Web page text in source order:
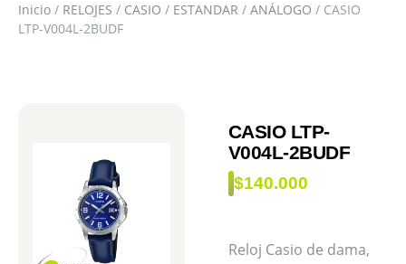
Inicio / RELOJES / CASIO / ESTANDAR / ANÁLOGO / CASIO
LTP-V004L-2BUDF
CASIO LTP-
V004L-2BUDF
$140.000
Reloj Casio de dama,